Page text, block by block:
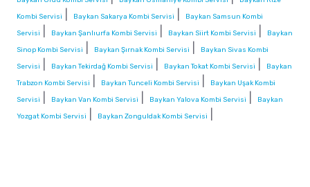
Kombi Servisi
Baykan Sakarya Kombi Servisi
Baykan Samsun Kombi
Servisi
Baykan Şanlıurfa Kombi Servisi Baykan Siirt Kombi Servisi
Baykan
Sinop Kombi Servisi
Baykan Şırnak Kombi Servisi
Baykan Sivas Kombi
Servisi
Baykan Tekirdağ Kombi Servisi Baykan Tokat Kombi Servisi
Baykan
Trabzon Kombi Servisi
Baykan Tunceli Kombi Servisi
Baykan Uşak Kombi
Servisi
Baykan Van Kombi Servisi Baykan Yalova Kombi Servisi
Baykan
Yozgat Kombi Servisi
Baykan Zonguldak Kombi Servisi